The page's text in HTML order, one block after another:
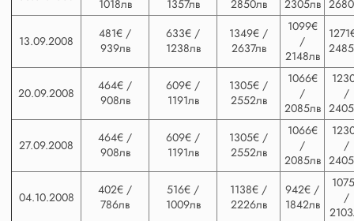
1018лв
1357лв
2850лв
2305лв
13.09.2008
481€ /
939лв
633€ /
1238лв
1349€ /
2637лв
1099€
/
2148лв
20.09.2008
464€ /
908лв
609€ /
1191лв
1305€ /
2552лв
1066€
/
2085лв
/
27.09.2008
464€ /
908лв
609€ /
1191лв
1305€ /
2552лв
1066€
/
2085лв
/
04.10.2008
402€ /
786лв
516€ /
1009лв
1138€ /
2226лв
942€ /
1842лв
/